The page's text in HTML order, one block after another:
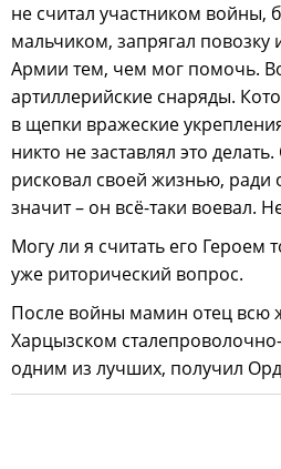
не считал участником войны,
мальчиком, запрягал повозку
Армии тем, чем мог помочь.
артиллерийские снаряды.
в щепки вражеские
никто не заставлял это
рисковал своей жизнью,
значит – он всё-таки воевал.
Могу ли я считать его Героем
уже риторический вопрос.
После войны мамин отец всю
Харцызском
одним из лучших, получил